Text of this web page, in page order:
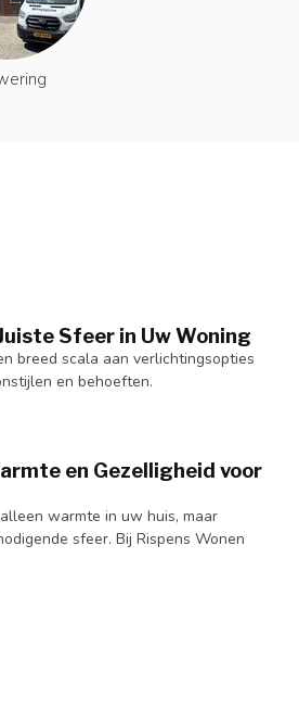
Sfeer in Uw Woning
breed scala aan verlichtingsopties
en behoeften.
en Gezelligheid voor
warmte in uw huis, maar
sfeer. Bij Rispens Wonen